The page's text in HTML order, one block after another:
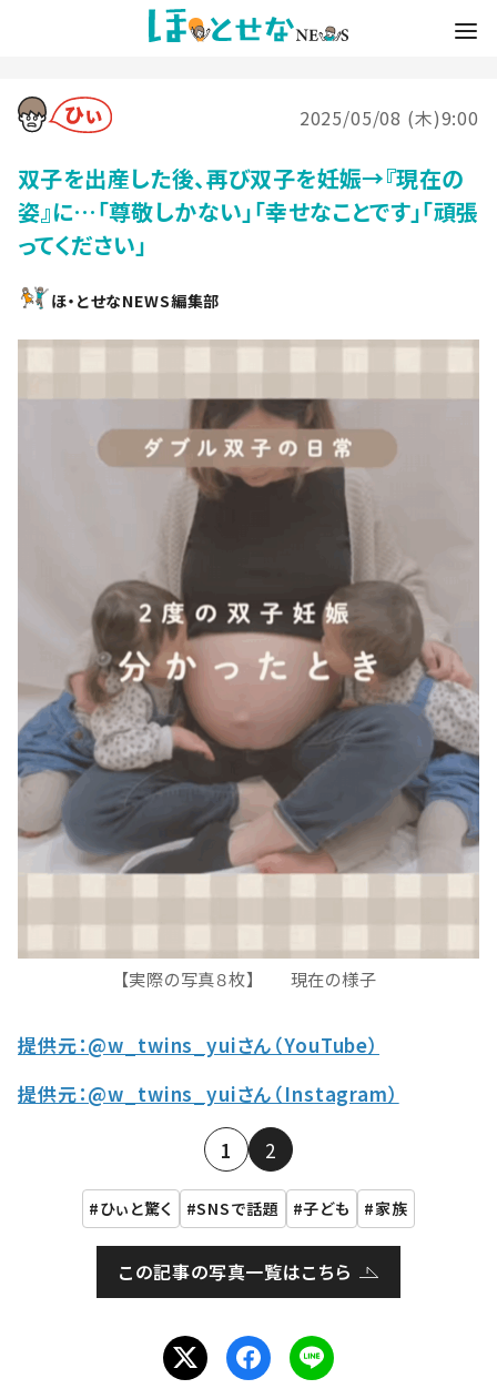
2025/05/08 (木)9:00
双子を出産した後、再び双子を妊娠→『現在の
姿』に…「尊敬しかない」「幸せなことです」「頑張
ってください」
ほ・とせなNEWS編集部
【実際の写真８枚】 現在の様子
提供元：@w_twins_yuiさん（YouTube）
提供元：@w_twins_yuiさん（Instagram）
1 2
ひぃと驚く SNSで話題 子ども 家族
この記事の写真一覧はこちら